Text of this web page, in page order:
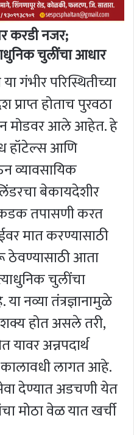
करडी नजर;
चुलींचा आधार
गंभीर परिस्थितीच्या
प्राप्त होताच पुरवठा
मोडवर आले आहेत. हे
हॉटेल्स आणि
व्यावसायिक
बेकायदेशीर
तपासणी करत
मात करण्यासाठी
आता
चुलींचा
नव्या तंत्रज्ञानामुळे
होत असले तरी,
अन्नपदार्थ
लागत आहे.
देण्यात अडचणी येत
मोठा वेळ यात खर्ची